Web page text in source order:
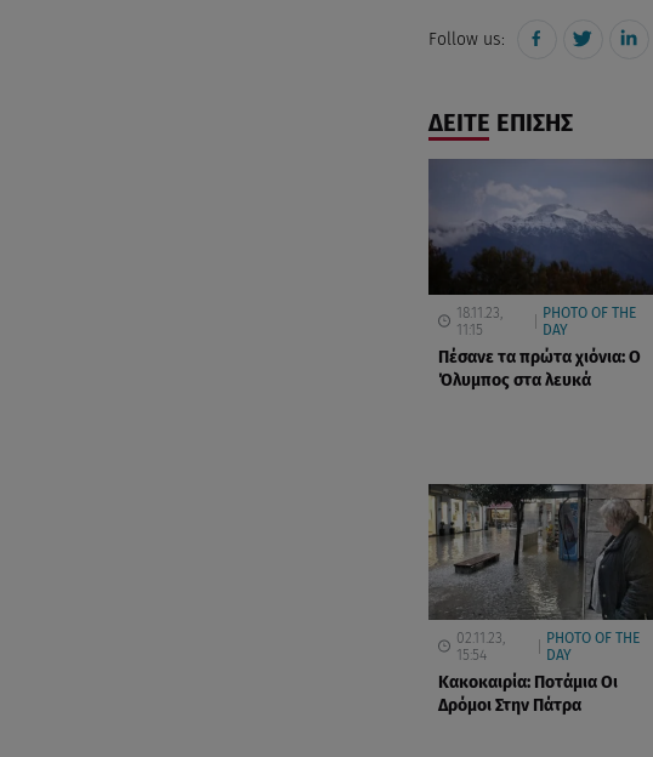
Follow us:
ΔΕΙΤΕ ΕΠΙΣΗΣ
18.11.23,
11:15
PHOTO OF THE
DAY
Πέσανε τα πρώτα χιόνια: Ο
Όλυμπος στα λευκά
02.11.23,
15:54
PHOTO OF THE
DAY
Κακοκαιρία: Ποτάμια Οι
Δρόμοι Στην Πάτρα